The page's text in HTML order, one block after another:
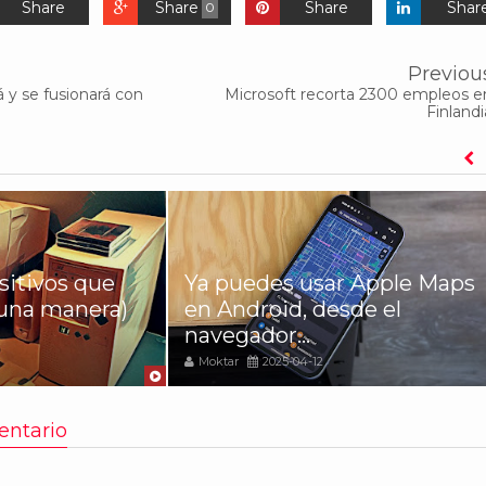
Share 0
Share Share
y se fusionará con
Microsoft recorta 2300 empleos
que
manera)
Ya puedes usar Apple Maps
en Android, desde el
navegador...
Moktar 2025-04-12